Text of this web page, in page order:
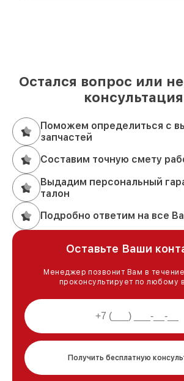
Остался вопрос или
Поможем определиться с
запчастей
Составим точную смету
Выдадим персональный
талон
Подробно ответим на все
Оставьте Ваши
Менеджер позвонит Вам в течение
проконсультирует по любому
Получить бесплатную